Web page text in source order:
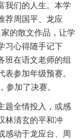
我们的人生。本学
荐周国平、龙应
的散文作品，让学
习心得随手记下
班在语文老师的组
参加年级预赛。
参加了决赛。
全情投入，或感
林清玄的平和冲
感动于龙应台、周